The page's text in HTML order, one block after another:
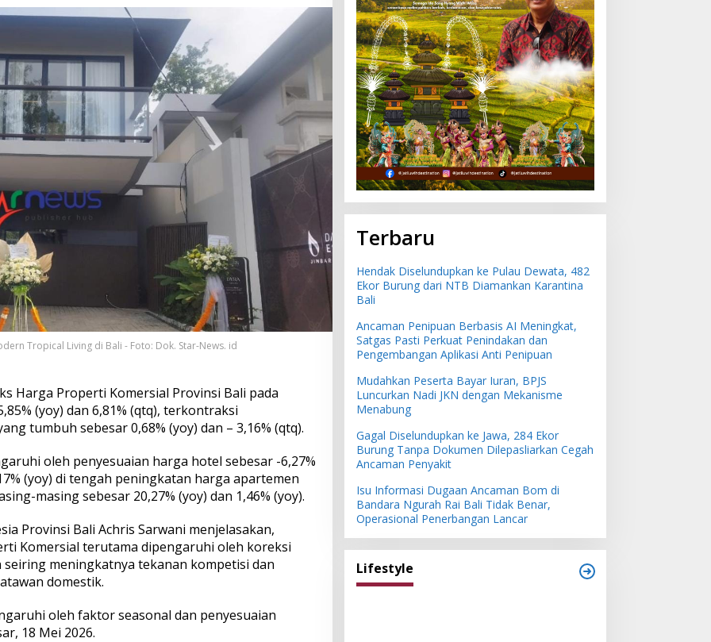
Tropical Living di Bali - Foto: Dok. Star-News. id
Harga Properti Komersial Provinsi Bali pada
(yoy) dan 6,81% (qtq), terkontraksi
tumbuh sebesar 0,68% (yoy) dan – 3,16% (qtq).
oleh penyesuaian harga hotel sebesar -6,27%
(yoy) di tengah peningkatan harga apartemen
masing sebesar 20,27% (yoy) dan 1,46% (yoy).
Provinsi Bali Achris Sarwani menjelasakan,
Komersial terutama dipengaruhi oleh koreksi
meningkatnya tekanan kompetisi dan
domestik.
oleh faktor seasonal dan penyesuaian
18 Mei 2026.
Terbaru
Hendak Diselundupkan ke Pulau Dewata, 482
Ekor Burung dari NTB Diamankan Karantina
Bali
Ancaman Penipuan Berbasis AI Meningkat,
Satgas Pasti Perkuat Penindakan dan
Pengembangan Aplikasi Anti Penipuan
Mudahkan Peserta Bayar Iuran, BPJS
Luncurkan Nadi JKN dengan Mekanisme
Menabung
Gagal Diselundupkan ke Jawa, 284 Ekor
Burung Tanpa Dokumen Dilepasliarkan Cegah
Ancaman Penyakit
Isu Informasi Dugaan Ancaman Bom di
Bandara Ngurah Rai Bali Tidak Benar,
Operasional Penerbangan Lancar
Lifestyle